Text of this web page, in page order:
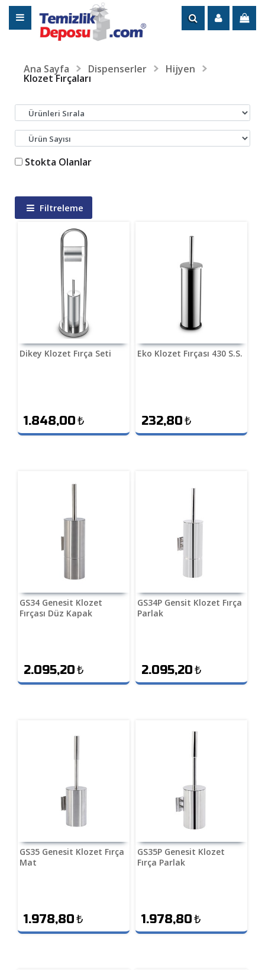
Ana Sayfa Dispenserler Hijyen
Klozet Fırçaları
Stokta Olanlar
Filtreleme
Dikey Klozet Fırça Seti
1.848,00₺
Eko Klozet Fırçası 430 S.S.
232,80₺
GS34 Genesit Klozet
Fırçası Düz Kapak
2.095,20₺
GS34P Gensit Klozet Fırça
Parlak
2.095,20₺
GS35 Genesit Klozet Fırça
Mat
1.978,80₺
GS35P Genesit Klozet
Fırça Parlak
1.978,80₺